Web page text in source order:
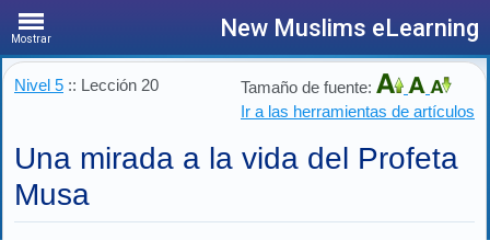
Mostrar New Muslims eLearning
Nivel 5 :: Lección 20
Tamaño de fuente:
Ir a las herramientas de artículos
Una mirada a la vida del Profeta
Musa